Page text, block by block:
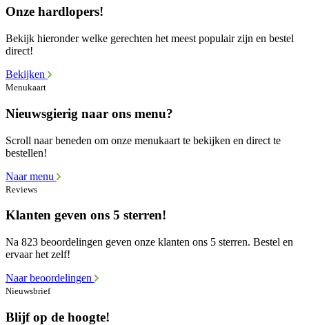
Onze hardlopers!
Bekijk hieronder welke gerechten het meest populair zijn en bestel
direct!
Bekijken
Menukaart
Nieuwsgierig naar ons menu?
Scroll naar beneden om onze menukaart te bekijken en direct te
bestellen!
Naar menu
Reviews
Klanten geven ons 5 sterren!
Na 823 beoordelingen geven onze klanten ons 5 sterren. Bestel en
ervaar het zelf!
Naar beoordelingen
Nieuwsbrief
Blijf op de hoogte!